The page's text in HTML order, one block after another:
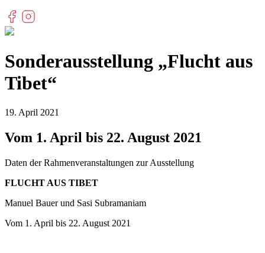
Sonderausstellung „Flucht aus
Tibet“
19. April 2021
Vom 1. April bis 22. August 2021
Daten der Rahmenveranstaltungen zur Ausstellung
FLUCHT AUS TIBET
Manuel Bauer und Sasi Subramaniam
Vom 1. April bis 22. August 2021